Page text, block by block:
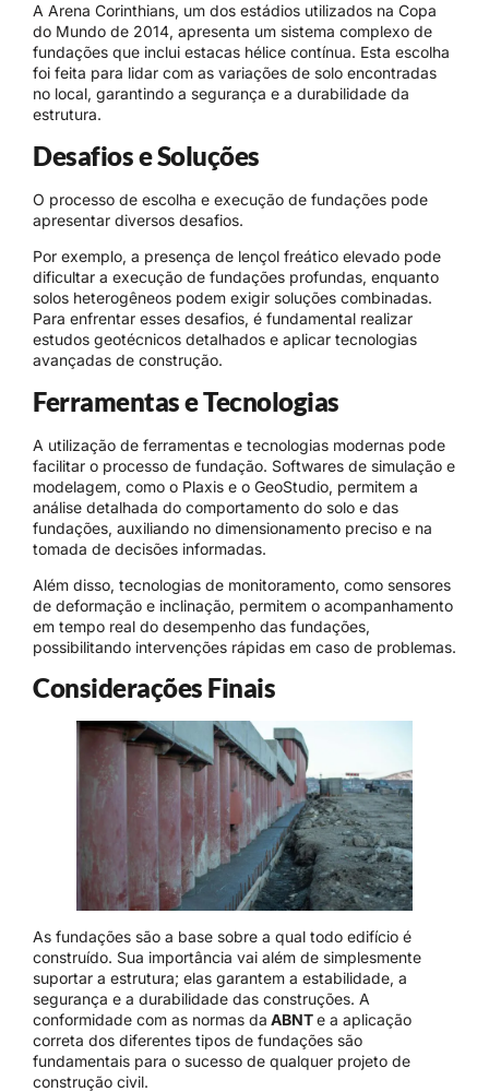
A Arena Corinthians, um dos estádios utilizados na Copa
do Mundo de 2014, apresenta um sistema complexo de
fundações que inclui estacas hélice contínua. Esta escolha
foi feita para lidar com as variações de solo encontradas
no local, garantindo a segurança e a durabilidade da
estrutura.
Desafios e Soluções
O processo de escolha e execução de fundações pode
apresentar diversos desafios.
Por exemplo, a presença de lençol freático elevado pode
dificultar a execução de fundações profundas, enquanto
solos heterogêneos podem exigir soluções combinadas.
Para enfrentar esses desafios, é fundamental realizar
estudos geotécnicos detalhados e aplicar tecnologias
avançadas de construção.
Ferramentas e Tecnologias
A utilização de ferramentas e tecnologias modernas pode
facilitar o processo de fundação. Softwares de simulação e
modelagem, como o Plaxis e o GeoStudio, permitem a
análise detalhada do comportamento do solo e das
fundações, auxiliando no dimensionamento preciso e na
tomada de decisões informadas.
Além disso, tecnologias de monitoramento, como sensores
de deformação e inclinação, permitem o acompanhamento
em tempo real do desempenho das fundações,
possibilitando intervenções rápidas em caso de problemas.
Considerações Finais
As fundações são a base sobre a qual todo edifício é
construído. Sua importância vai além de simplesmente
suportar a estrutura; elas garantem a estabilidade, a
segurança e a durabilidade das construções. A
conformidade com as normas da ABNTe a aplicação
correta dos diferentes tipos de fundações são
fundamentais para o sucesso de qualquer projeto de
construção civil.